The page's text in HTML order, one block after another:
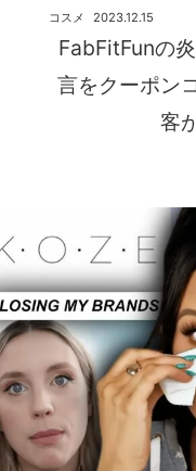
FabFitFunの
言をクーポン
客
2023.12.15
コスメ